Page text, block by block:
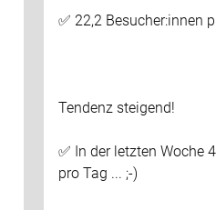
✅ 22,2 Besucher:innen
Tendenz steigend!
✅ In der letzten Woche
pro Tag ... ;-)